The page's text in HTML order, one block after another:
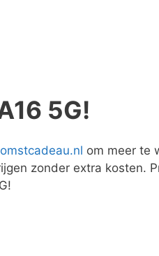
5G!
om meer te
zonder extra kosten.